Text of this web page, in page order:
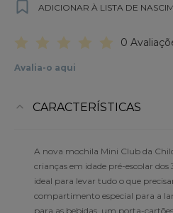
ADICIONAR À LISTA DE
0
Avalia-o aqui
CARACTERÍSTICAS
A nova mochila Mini Club da
crianças em idade pré-escolar
ideal para levar tudo o que
compartimento especial para a
para as bebidas, um porta-